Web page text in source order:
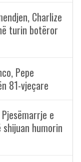
Charlize
turin botëror
Pepe
81-vjeçare
e
humorin